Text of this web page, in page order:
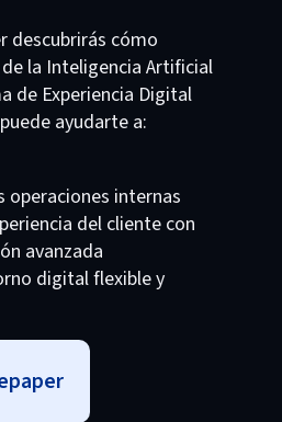
descubrirás cómo
la Inteligencia Artificial
de Experiencia Digital
ayudarte a:
operaciones internas
del cliente con
avanzada
digital flexible y